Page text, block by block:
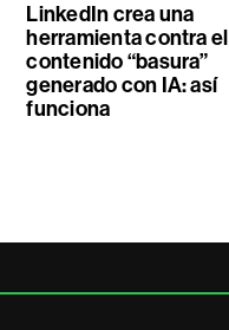
LinkedIn crea una
herramienta contra el
contenido “basura”
generado con IA: así
funciona